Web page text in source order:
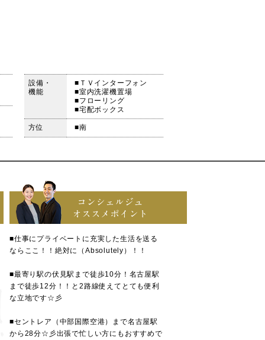
設備・
機能
■ＴＶインターフォン
■室内洗濯機置場
■フローリング
■宅配ボックス
方位 ■南
コンシェルジュ
オススメポイント
■仕事にプライベートに充実した生活を送る
ならここ！！絶対に（Absolutely）！！
■最寄り駅の伏見駅まで徒歩10分！名古屋駅
まで徒歩12分！！と2路線使えてとても便利
な立地です☆彡
■セントレア（中部国際空港）まで名古屋駅
から28分☆彡出張で忙しい方にもおすすめで